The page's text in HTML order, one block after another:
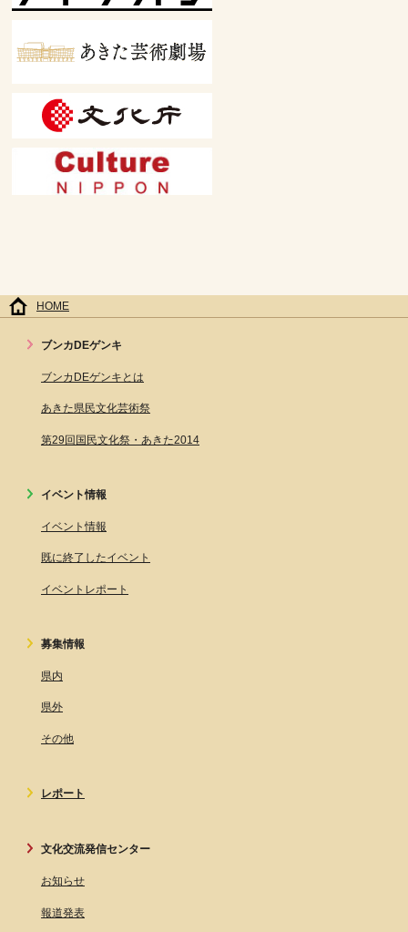
HOME
ブンカDEゲンキ
ブンカDEゲンキとは
あきた県民文化芸術祭
第29回国民文化祭・あきた2014
イベント情報
イベント情報
既に終了したイベント
イベントレポート
募集情報
県内
県外
その他
レポート
文化交流発信センター
お知らせ
報道発表